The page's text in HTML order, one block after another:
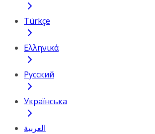
Türkçe
Ελληνικά
Русский
Українська
العربية